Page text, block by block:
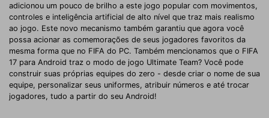
adicionou um pouco de brilho a este jogo popular com movimentos,
controles e inteligência artificial de alto nível que traz mais realismo
ao jogo. Este novo mecanismo também garantiu que agora você
possa acionar as comemorações de seus jogadores favoritos da
mesma forma que no FIFA do PC. Também mencionamos que o FIFA
17 para Android traz o modo de jogo Ultimate Team? Você pode
construir suas próprias equipes do zero - desde criar o nome de sua
equipe, personalizar seus uniformes, atribuir números e até trocar
jogadores, tudo a partir do seu Android!